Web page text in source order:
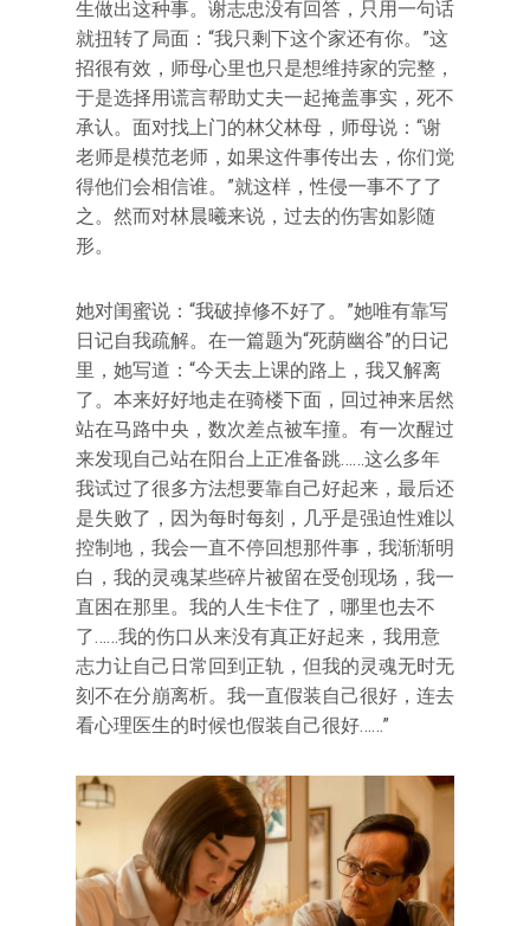
生做出这种事。谢志忠没有回答，只用一句话
就扭转了局面：“我只剩下这个家还有你。”这
招很有效，师母心里也只是想维持家的完整，
于是选择用谎言帮助丈夫一起掩盖事实，死不
承认。面对找上门的林父林母，师母说：“谢
老师是模范老师，如果这件事传出去，你们觉
得他们会相信谁。”就这样，性侵一事不了了
之。然而对林晨曦来说，过去的伤害如影随
形。
她对闺蜜说：“我破掉修不好了。”她唯有靠写
日记自我疏解。在一篇题为“死荫幽谷”的日记
里，她写道：“今天去上课的路上，我又解离
了。本来好好地走在骑楼下面，回过神来居然
站在马路中央，数次差点被车撞。有一次醒过
来发现自己站在阳台上正准备跳……这么多年
我试过了很多方法想要靠自己好起来，最后还
是失败了，因为每时每刻，几乎是强迫性难以
控制地，我会一直不停回想那件事，我渐渐明
白，我的灵魂某些碎片被留在受创现场，我一
直困在那里。我的人生卡住了，哪里也去不
了……我的伤口从来没有真正好起来，我用意
志力让自己日常回到正轨，但我的灵魂无时无
刻不在分崩离析。我一直假装自己很好，连去
看心理医生的时候也假装自己很好……”